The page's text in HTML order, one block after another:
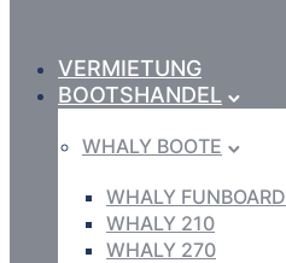
VERMIETUNG
BOOTSHANDEL
WHALY BOOTE
WHALY FUNBOARD
WHALY 210
WHALY 270